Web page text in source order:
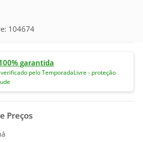
104674
garantida
pelo TemporadaLivre - proteção
Preços